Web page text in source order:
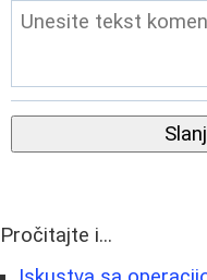
Pročitajte i...